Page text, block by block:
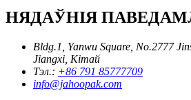
НЯДАЎНІЯ
Bldg.1, Yanwu Square, No.2777
Jiangxi, Кітай
Тэл.: +86 791 85777709
info@jahoopak.com